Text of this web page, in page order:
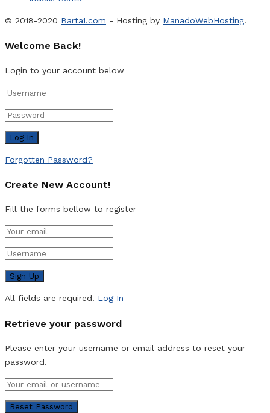
© 2018-2020 Barta1.com - Hosting by ManadoWebHosting.
Welcome Back!
Login to your account below
Forgotten Password?
Create New Account!
Fill the forms bellow to register
All fields are required. Log In
Retrieve your password
Please enter your username or email address to reset your
password.